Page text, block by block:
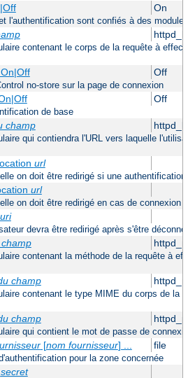
On
l'authentification sont confiés à des
contenant le corps de la requête à
Off
no-store sur la page de connexion
Off
de base
champ
qui contiendra l'URL vers laquelle
url
on doit être redirigé si une
url
on doit être redirigé en cas de connexion
uri
devra être redirigé après s'être
contenant la méthode de la requête à
champ
contenant le type MIME du corps de la
champ
qui contient le mot de passe de
[nom fournisseur] ... file
pour la zone concernée
secret